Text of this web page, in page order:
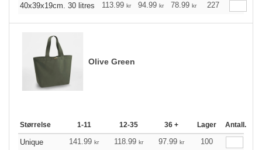
40x39x19cm. 30 litres 113.99 kr 94.99 kr 78.99 kr 227
Olive Green
Størrelse 1-11 12-35 36 + Lager Antall.
Unique 141.99 kr 118.99 kr 97.99 kr 100